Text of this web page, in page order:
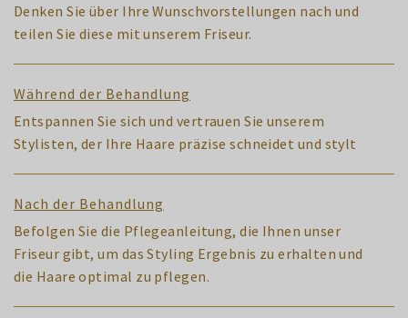
Denken Sie über Ihre Wunschvorstellungen nach und
teilen Sie diese mit unserem Friseur.
Während der Behandlung
Entspannen Sie sich und vertrauen Sie unserem
Stylisten, der Ihre Haare präzise schneidet und stylt
Nach der Behandlung
Befolgen Sie die Pflegeanleitung, die Ihnen unser
Friseur gibt, um das Styling Ergebnis zu erhalten und
die Haare optimal zu pflegen.